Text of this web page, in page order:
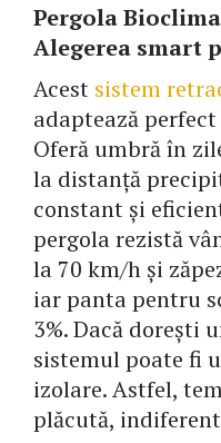
Pergola
Alegerea smart
Acest sistem
adaptează
Oferă umbră în
la distanță
constant și
pergola rezistă
la 70 km/h și
iar panta pentru
3%. Dacă dorești
sistemul poate fi
izolare. Astfel,
plăcută,